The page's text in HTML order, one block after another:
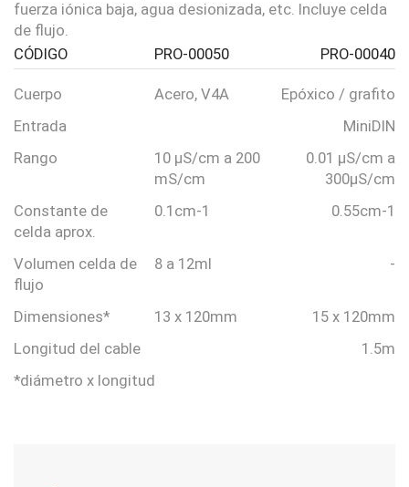
fuerza iónica baja, agua desionizada, etc. Incluye celda
de flujo.
CÓDIGO
PRO-00050 PRO-00040
Cuerpo Acero, V4A
Epóxico / grafito
Entrada
MiniDIN
Rango
10 µS/cm a 200
mS/cm
0.01 µS/cm a
300µS/cm
Constante de
celda aprox.
0.1cm-1 0.55cm-1
Volumen celda de
flujo
8 a 12ml -
Dimensiones* 13 x 120mm
15 x 120mm
Longitud del cable
1.5m
*diámetro x longitud